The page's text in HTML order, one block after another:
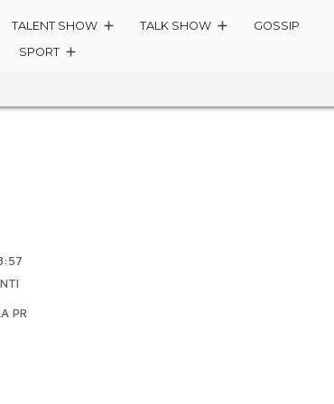
TALENT SHOW TALK SHOW
GOSSIP
SPORT
PROGRAMMAZIONE